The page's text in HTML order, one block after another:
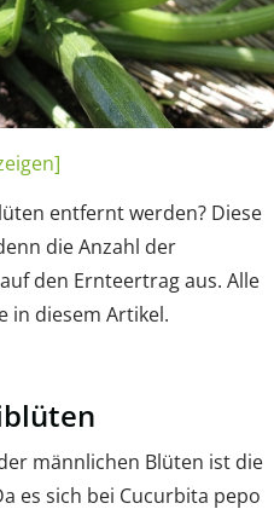
entfernt werden? Diese
die Anzahl der
den Ernteertrag aus. Alle
in diesem Artikel.
männlichen Blüten ist die
es sich bei Cucurbita pepo